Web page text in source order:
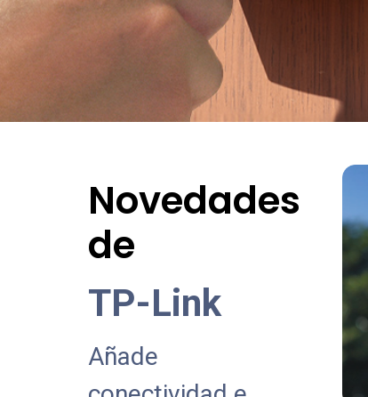
Novedades
de
TP-Link
Añade